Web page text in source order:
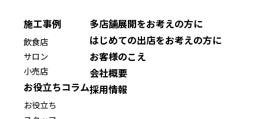
施工事例
飲食店
サロン
小売店
お役立ちコラム
お役立ち
多店舗展開をお考えの方に
はじめての出店をお考えの方に
お客様のこえ
会社概要
採用情報